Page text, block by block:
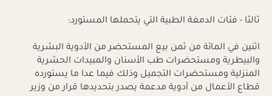
ثالثا - فئات الدمغة الطبية التي يتحملها المستورد:
اثنين في المائة من ثمن بيع المستحضر من الأدوية البشرية
والبيطرية ومستحضرات طب الأسنان والمبيدات الحشرية
المنزلية ومستحضرات التجميل وذلك فيما عدا ما يستورده
قطاع الأعمال من أدوية مدعمة يصدر بتحديدها قرار من وزير